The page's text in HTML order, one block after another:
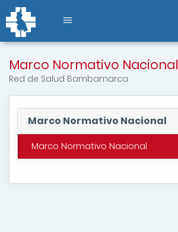
Marco Normativo Nacional
Red de Salud Bambamarca
Marco Normativo Nacional
Marco Normativo Nacional